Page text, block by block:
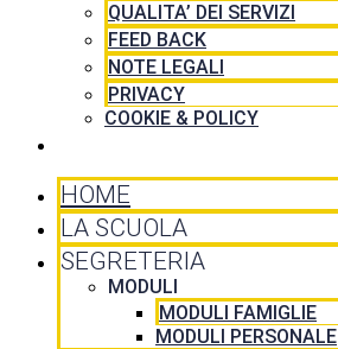
QUALITA’ DEI SERVIZI
FEED BACK
NOTE LEGALI
PRIVACY
COOKIE & POLICY
HOME
LA SCUOLA
SEGRETERIA
MODULI
MODULI FAMIGLIE
MODULI PERSONALE